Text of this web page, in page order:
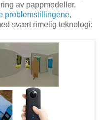
av pappmodeller.
problemstillingene,
svært rimelig teknologi: